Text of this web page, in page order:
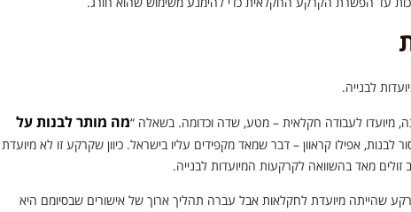
לבנייה.
מה מותר לבנות על
לבנות, אפילו קראוון – דבר שמאד מקפידים עליו בישראל. כיוון שקרקע זו לא מיועדת
מאד בהשוואה לקרקעות המיועדות לבנייה.
שהייתה מיועדת לחקלאות אבל עברה תהליך ארוך של אישורים שבסיומם היא